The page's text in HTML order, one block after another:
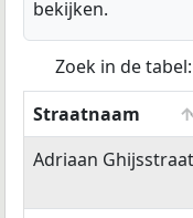
bekijken.
Zoek in de tabel:
Straatnaam
Straatnaam
Adriaan Ghijsstraat